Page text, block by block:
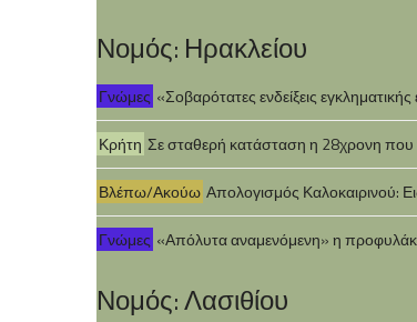
Νομός: Ηρακλείου
Γνώμες «Σοβαρότατες ενδείξεις
Κρήτη Σε σταθερή κατάσταση η 28χρονη που
Βλέπω/Ακούω Απολογισμός Καλοκαιρινού:
Γνώμες «Απόλυτα αναμενόμενη» η
Νομός: Λασιθίου